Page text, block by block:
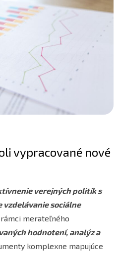
vypracované nové
verejných politík s
vzdelávanie sociálne
merateľného
hodnotení, analýz a
komplexne mapujúce